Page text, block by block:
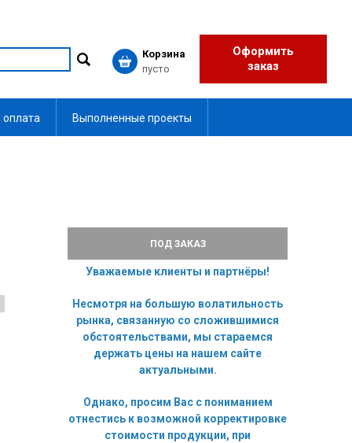
Корзина
пусто
Оформить
заказ
оплата Выполненные проекты
ПОД ЗАКАЗ
Уважаемые клиенты и партнёры!
Несмотря на большую волатильность
рынка, связанную со сложившимися
обстоятельствами, мы стараемся
держать цены на нашем сайте
актуальными.
Однако, просим Вас с пониманием
отнестись к возможной корректировке
стоимости продукции, при